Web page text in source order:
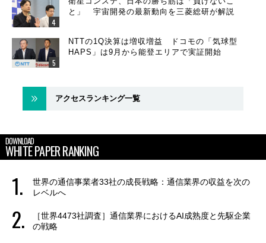
と」 宇宙開発の最新動向を三菱総研が解説
NTTの1Q決算は増収増益 ドコモの「気球型
HAPS」は9月から能登エリアで実証開始
アクセスランキング一覧
DOWNLOAD
WHITE PAPER RANKING
世界の通信事業者33社の成長戦略：通信業界の収益を次の
レベルへ
［世界4473社調査］通信業界におけるAI成熟度と先駆企業
の戦略